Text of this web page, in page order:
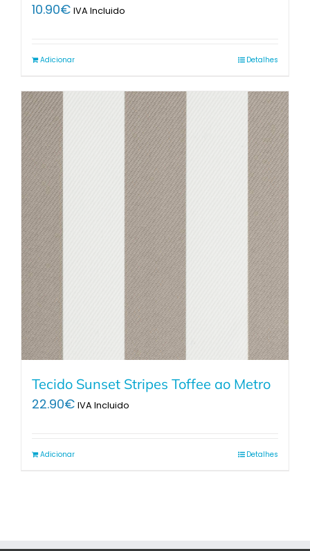
10.90€ IVA Incluido
Adicionar Detalhes
Tecido Sunset Stripes Toffee ao Metro
22.90€ IVA Incluido
Adicionar Detalhes